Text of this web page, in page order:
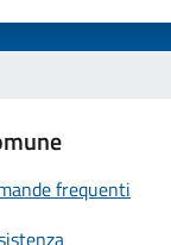
5 stelle su 5
su 5
su 5
5
frequenti